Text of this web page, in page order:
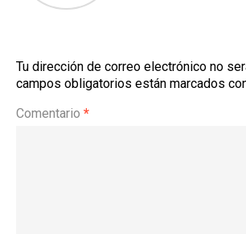
Tu dirección de correo electrónico no
campos obligatorios están marcados
Comentario *